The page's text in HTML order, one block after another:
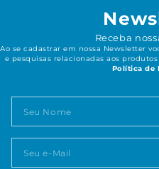
Receba
Ao se cadastrar em nossa Newsletter
e pesquisas relacionadas aos
Política de